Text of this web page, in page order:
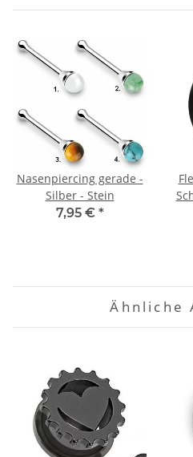
Nasenpiercing gerade -
Silber - Stein
7,95 € *
Ähnliche